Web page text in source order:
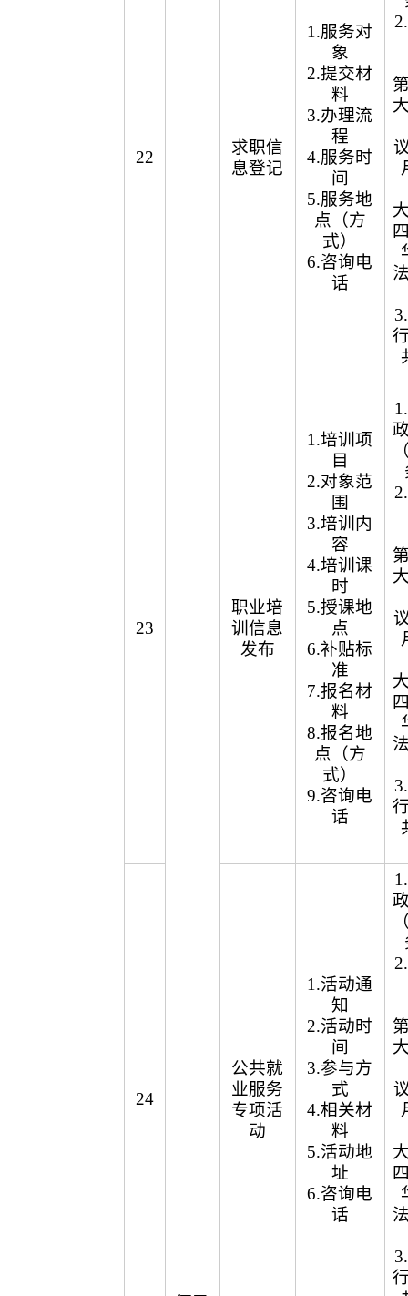
22
求职信
息登记
1.服务对
象
2.提交材
料
3.办理流
程
4.服务时
间
5.服务地
点（方
式）
6.咨询电
话
23
职业培
训信息
发布
1.培训项
目
2.对象范
围
3.培训内
容
4.培训课
时
5.授课地
点
6.补贴标
准
7.报名材
料
8.报名地
点（方
式）
9.咨询电
话
24
公共就
业服务
专项活
动
1.活动通
知
2.活动时
间
3.参与方
式
4.相关材
料
5.活动地
址
6.咨询电
话